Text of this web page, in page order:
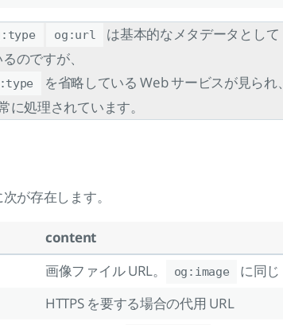
og:url
は基本的なメタデータとして
のですが、
を省略している Web サービスが見られ、
に処理されています。
が存在します。
content
画像ファイル URL。 og:image
に同じ
HTTPS を要する場合の代用 URL